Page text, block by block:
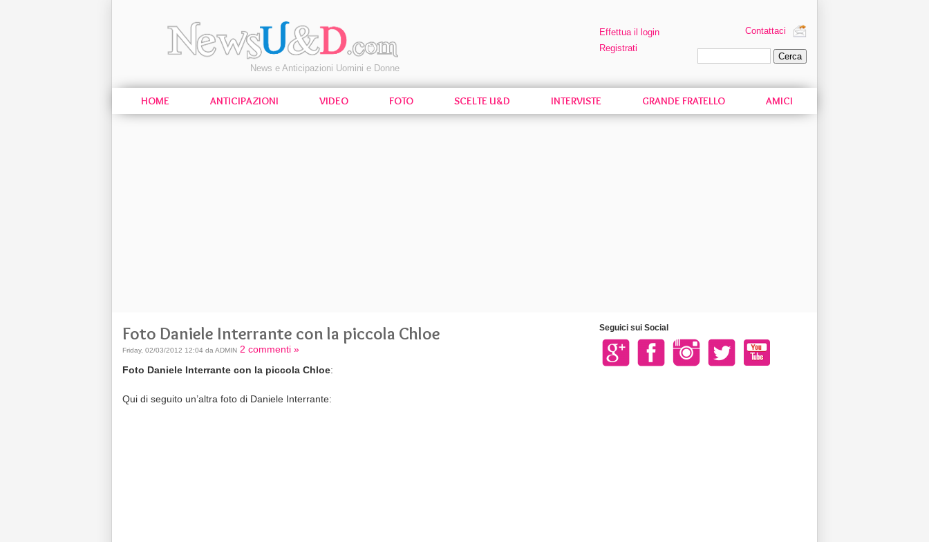
News e Anticipazioni Uomini e Donne
Effettua il login
Registrati
Contattaci
HOME ANTICIPAZIONI VIDEO FOTO SCELTE U&D INTERVISTE GRANDE FRATELLO AMICI
Foto Daniele Interrante con la piccola Chloe
Friday, 02/03/2012 12:04 da ADMIN 2 commenti »
Foto Daniele Interrante con la piccola Chloe:
Qui di seguito un’altra foto di Daniele Interrante:
Seguici sui Social